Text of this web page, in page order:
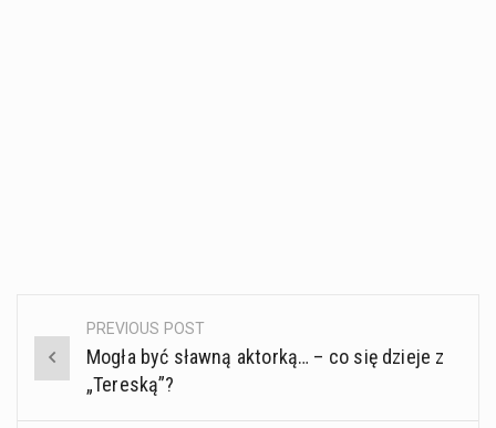
Post
navigation
PREVIOUS POST
Mogła być sławną aktorką… – co się dzieje z
„Tereską”?